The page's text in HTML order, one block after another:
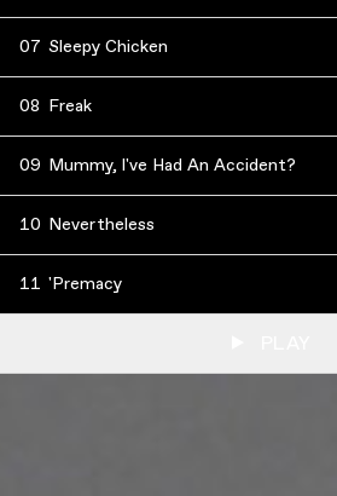
07 Sleepy Chicken
08 Freak
09 Mummy, I've Had An Accident?
10 Nevertheless
11 'Premacy